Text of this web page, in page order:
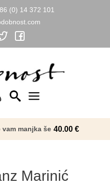
(0) 14 372 101
Menu
manjka še 40.00 €
Marinić